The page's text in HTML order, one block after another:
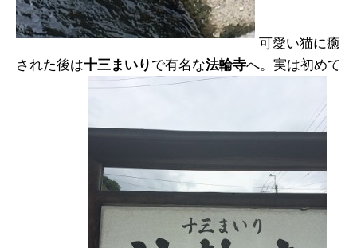
可愛い猫に癒
された後は十三まいり で有名な法輪寺へ。実は初めて